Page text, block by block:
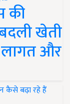
की
खेती
लागत और